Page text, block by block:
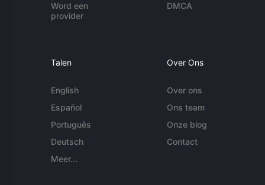
Word een
provider
DMCA
Talen
English
Español
Português
Deutsch
Meer...
Over Ons
Over ons
Ons team
Onze blog
Contact